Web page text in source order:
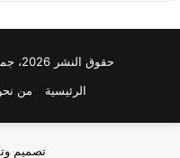
حقوق النشر 2026، جميع الحقوق محفوظة © نبأ مصر
الرئيسية
من
تصميم